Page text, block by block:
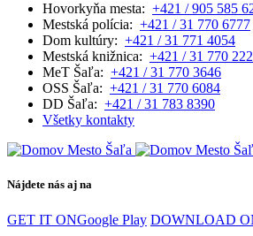
Hovorkyňa mesta: +421 / 905 585
Mestská polícia: +421 / 31 770 6777
Dom kultúry: +421 / 31 771 4054
Mestská knižnica: +421 / 31 770
MeT Šaľa: +421 / 31 770 3646
OSS Šaľa: +421 / 31 770 6084
DD Šaľa: +421 / 31 783 8390
Všetky kontakty
Nájdete nás aj na
GET IT ONGoogle Play DOWNLOAD